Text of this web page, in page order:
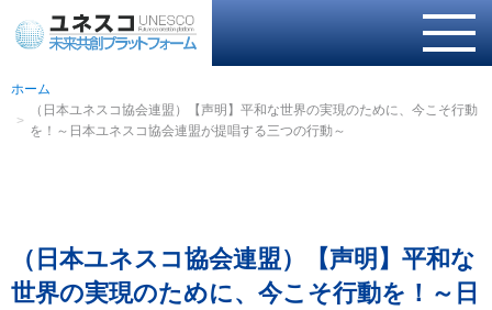
ホーム
（日本ユネスコ協会連盟）【声明】平和な世界の実現のために、今こそ行動
を！～日本ユネスコ協会連盟が提唱する三つの行動～
（日本ユネスコ協会連盟）【声明】平和な
世界の実現のために、今こそ行動を！～日